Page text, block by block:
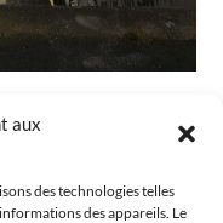
aux
des technologies telles
des appareils. Le